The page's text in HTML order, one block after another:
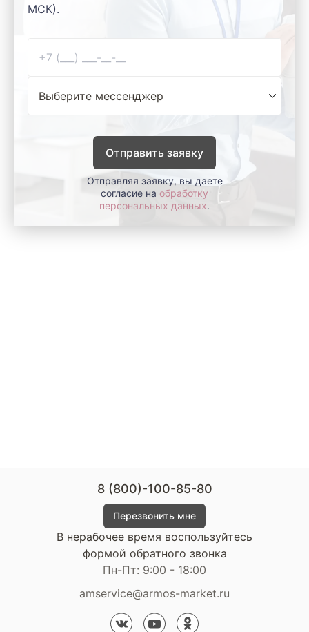
МСК).
Отправить заявку
Отправляя заявку, вы даете
согласие на обработку
персональных данных.
8 (800)-100-85-80
Перезвонить мне
В нерабочее время воспользуйтесь
формой обратного звонка
Пн-Пт: 9:00 - 18:00
amservice@armos-market.ru